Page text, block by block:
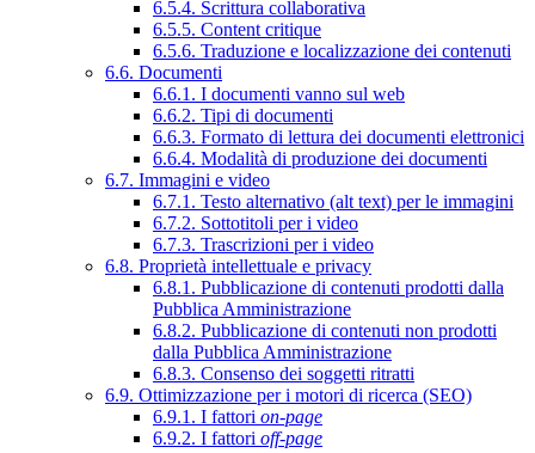
6.5.4. Scrittura collaborativa
6.5.5. Content critique
6.5.6. Traduzione e localizzazione dei contenuti
6.6. Documenti
6.6.1. I documenti vanno sul web
6.6.2. Tipi di documenti
6.6.3. Formato di lettura dei documenti elettronici
6.6.4. Modalità di produzione dei documenti
6.7. Immagini e video
6.7.1. Testo alternativo (alt text) per le immagini
6.7.2. Sottotitoli per i video
6.7.3. Trascrizioni per i video
6.8. Proprietà intellettuale e privacy
6.8.1. Pubblicazione di contenuti prodotti dalla
Pubblica Amministrazione
6.8.2. Pubblicazione di contenuti non prodotti
dalla Pubblica Amministrazione
6.8.3. Consenso dei soggetti ritratti
6.9. Ottimizzazione per i motori di ricerca (SEO)
6.9.1. I fattori on-page
6.9.2. I fattori off-page